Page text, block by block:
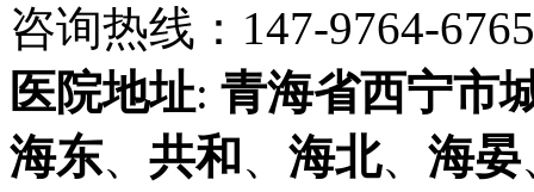
咨询热线：147-9764-
医院地址: 青海省西宁市
海东、 共和 、 海北、 海晏